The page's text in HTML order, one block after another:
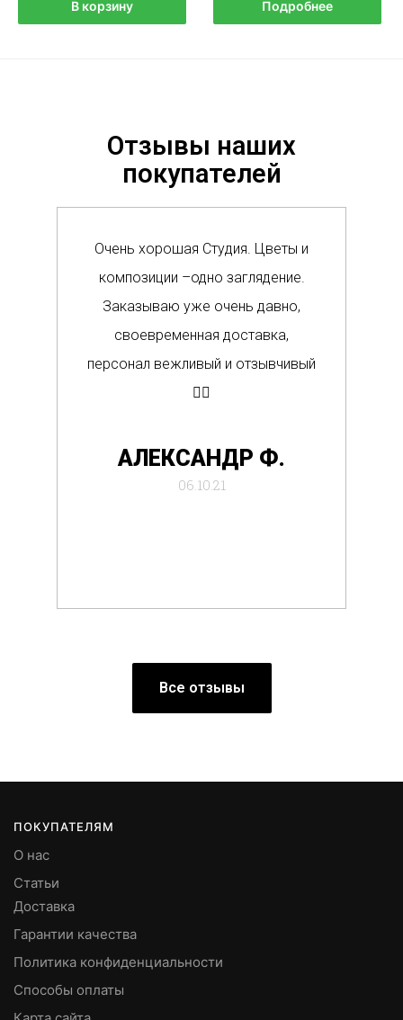
В корзину Подробнее
Отзывы наших
покупателей
Очень хорошая Студия. Цветы и
композиции –одно заглядение.
Заказываю уже очень давно,
своевременная доставка,
персонал вежливый и отзывчивый
👍🏼
АЛЕКСАНДР Ф.
06.10.21
Все отзывы
ПОКУПАТЕЛЯМ
О нас
Статьи
Доставка
Гарантии качества
Политика конфиденциальности
Способы оплаты